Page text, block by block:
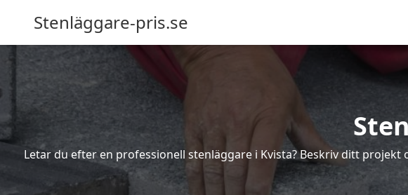
Stenläggare-pris.se
Letar du efter en professionell stenläggare i Kvista? Beskriv ditt